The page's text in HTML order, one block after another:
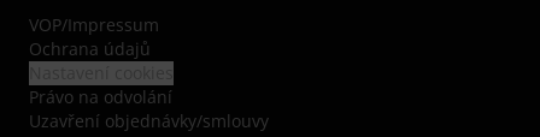
VOP/Impressum
Ochrana údajů
Právo na odvolání
Uzavření objednávky/smlouvy